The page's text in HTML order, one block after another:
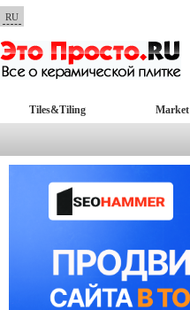
RU
Tiles&Tiling Market